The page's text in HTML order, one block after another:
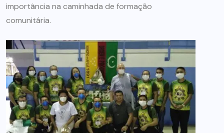
importância na caminhada de formação
comunitária.